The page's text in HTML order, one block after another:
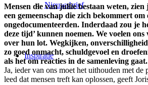
Nieuwsbrief
Inspiratie
Mensen die van jullie bestaan weten,
een gemeenschap die zich bekommert
ongedocumenteerden. Inderdaad zou je
deze tijd’ kunnen noemen. We voelen
over hun lot. Wegkijken,
zo goed onmacht, schuldgevoel en
als het om reacties in de samenleving gaat.
Ja, ieder van ons moet het uithouden met de
leed dat mensen treft kan oplossen, geeft